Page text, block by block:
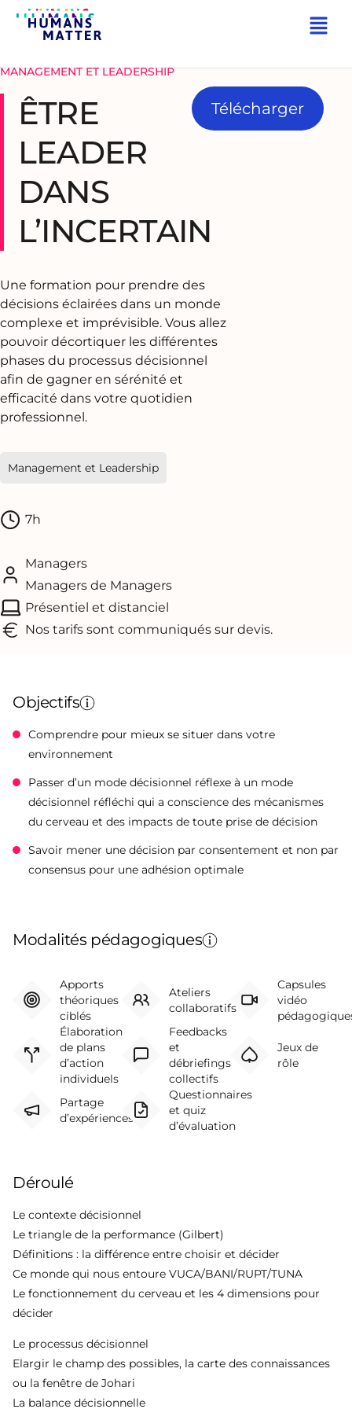
RETOUR
Télécharger
MANAGEMENT ET LEADERSHIP
ÊTRE
LEADER
DANS
L’INCERTAIN
Une formation pour prendre des
décisions éclairées dans un monde
complexe et imprévisible. Vous allez
pouvoir décortiquer les différentes
phases du processus décisionnel
afin de gagner en sérénité et
efficacité dans votre quotidien
professionnel.
Management et Leadership
7h
Managers
Managers de Managers
Présentiel et distanciel
Nos tarifs sont communiqués sur devis.
Objectifs
Comprendre pour mieux se situer dans votre
environnement
Passer d’un mode décisionnel réflexe à un mode
décisionnel réfléchi qui a conscience des mécanismes
du cerveau et des impacts de toute prise de décision
Savoir mener une décision par consentement et non par
consensus pour une adhésion optimale
Modalités pédagogiques
Apports
théoriques
ciblés
Ateliers
collaboratifs
Capsules
vidéo
Élaboration
de plans
d’action
individuels
Feedbacks
et
débriefings
collectifs
Jeux de
rôle
Partage
d’expériences
Questionnaires
et quiz
d’évaluation
Déroulé
Le contexte décisionnel
Le triangle de la performance (Gilbert)
Définitions : la différence entre choisir et décider
Ce monde qui nous entoure VUCA/BANI/RUPT/TUNA
Le fonctionnement du cerveau et les 4 dimensions pour
décider
Le processus décisionnel
Elargir le champ des possibles, la carte des connaissances
ou la fenêtre de Johari
La balance décisionnelle